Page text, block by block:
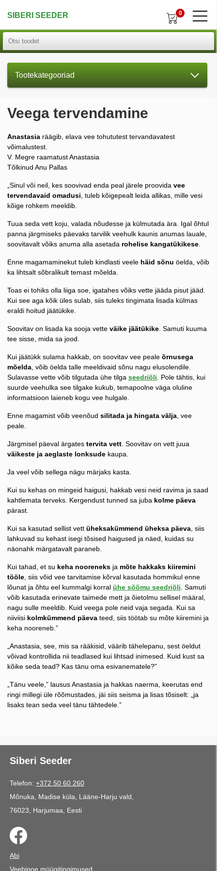
SIBERI SEEDER 0
Tootekategooriad
Veega tervendamine
Anastasia räägib, elava vee tohututest tervandavatest
võimalustest.
V. Megre raamatust Anastasia
Tõlkinud Anu Pallas
„Sinul või neil, kes soovivad enda peal järele proovida vee
tervendavaid omadusi , tuleb kõigepealt leida allikas, mille vesi
kõige rohkem meeldib.
Tuua seda vett koju, valada nõudesse ja külmutada ära. Igal õhtul
panna järgmiseks päevaks tarvilik veehulk kaunis anumas lauale,
soovitavalt võiks anuma alla asetada rohelise kangatükikese
Enne magamaminekut tuleb kindlasti veele häid sõnu öelda, võib
ka lihtsalt sõbralikult temast mõelda.
Toas ei tohiks olla liiga soe, igatahes võiks vette jääda pisut jääd.
Kui see aga kõik üles sulab, siis tuleks tingimata lisada külmas
eraldi hoitud jäätükike.
Soovitav on lisada ka sooja vette väike jäätükike . Samuti kuuma
tee sisse, mida sa jood.
Kui jäätükk sulama hakkab, on soovitav vee peale õrnusega
mõelda , võib öelda talle meeldivaid sõnu nagu elusolendile.
Sulavasse vette võib tilgutada ühe tilga seedriõli . Pole tähtis, kui
suurde veehulka see tilgake kukub, temapoolne väga oluline
informatsioon laieneb kogu vee hulgale.
Enne magamist võib veenõud silitada ja hingata välja , vee
peale.
Järgmisel päeval ärgates tervita vett . Soovitav on vett juua
väikeste ja aeglaste lonksude kaupa.
Ja veel võib sellega nägu märjaks kasta.
Kui su kehas on mingeid haigusi, hakkab vesi neid ravima ja saad
kahtlemata terveks. Kergendust tunned sa juba kolme päeva
pärast.
Kui sa kasutad sellist vett üheksakümmend üheksa päeva , siis
lahkuvad su kehast isegi tõsised haigused ja näed, kuidas su
näonahk märgatavalt paraneb.
Kui tahad, et su keha nooreneks ja mõte hakkaks kiiremini
tööle , siis võid vee tarvitamise kõrval kasutada hommikul enne
lõunat ja õhtu eel kummalgi korral ühe sõõmu seedriõli . Samuti
võib kasutada erinevate taimede mett ja õietolmu sellisel määral,
nagu sulle meeldib. Kuid veega pole neid vaja segada. Kui sa
niiviisi kolmkümmend päeva teed, siis töötab su mõte kiiremini ja
keha nooreneb.”
„Anastasia, see, mis sa rääkisid, väärib tähelepanu, sest öeldut
võivad kontrollida nii teadlased kui lihtsad inimesed. Kuid kust sa
kõike seda tead? Kas tänu oma esivanematele?”
„Tänu veele,” lausus Anastasia ja hakkas naerma, keerutas end
ringi millegi üle rõõmustades, jäi siis seisma ja lisas tõsiselt: „ja
lisaks tean seda veel tänu tähtedele.”
Siberi Seeder
Telefon: +372 50 60 260
Mõnuka, Madise küla, Lääne-Harju vald,
76023, Harjumaa, Eesti
Abi
Veebipoe müügitingimused